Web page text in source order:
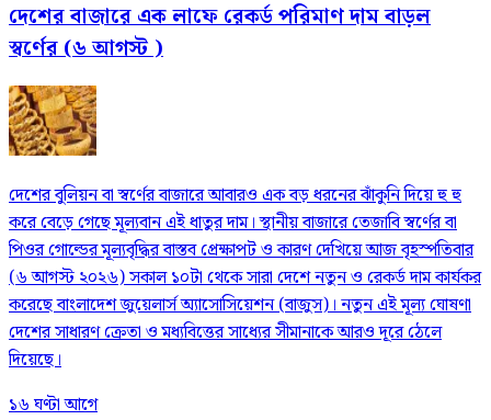
দেশের বাজারে এক লাফে রেকর্ড পরিমাণ দাম বাড়ল
স্বর্ণের (৬ আগস্ট )
দেশের বুলিয়ন বা স্বর্ণের বাজারে আবারও এক বড় ধরনের ঝাঁকুনি দিয়ে হু হু
করে বেড়ে গেছে মূল্যবান এই ধাতুর দাম। স্থানীয় বাজারে তেজাবি স্বর্ণের বা
পিওর গোল্ডের মূল্যবৃদ্ধির বাস্তব প্রেক্ষাপট ও কারণ দেখিয়ে আজ বৃহস্পতিবার
(৬ আগস্ট ২০২৬) সকাল ১০টা থেকে সারা দেশে নতুন ও রেকর্ড দাম কার্যকর
করেছে বাংলাদেশ জুয়েলার্স অ্যাসোসিয়েশন (বাজুস)। নতুন এই মূল্য ঘোষণা
দেশের সাধারণ ক্রেতা ও মধ্যবিত্তের সাধ্যের সীমানাকে আরও দূরে ঠেলে
দিয়েছে।
১৬ ঘণ্টা আগে